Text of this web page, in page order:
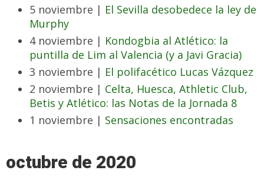
5 noviembre | El Sevilla desobedece la ley de
Murphy
4 noviembre | Kondogbia al Atlético: la
puntilla de Lim al Valencia (y a Javi Gracia)
3 noviembre | El polifacético Lucas Vázquez
2 noviembre | Celta, Huesca, Athletic Club,
Betis y Atlético: las Notas de la Jornada 8
1 noviembre | Sensaciones encontradas
octubre de 2020